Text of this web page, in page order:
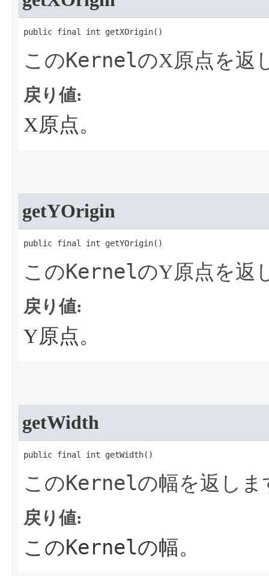
public final int getXOrigin​()
このKernelのX原点を返
戻り値:
X原点。
getYOrigin
public final int getYOrigin​()
このKernelのY原点を返
戻り値:
Y原点。
getWidth
public final int getWidth​()
このKernelの幅を返しま
戻り値:
このKernelの幅。